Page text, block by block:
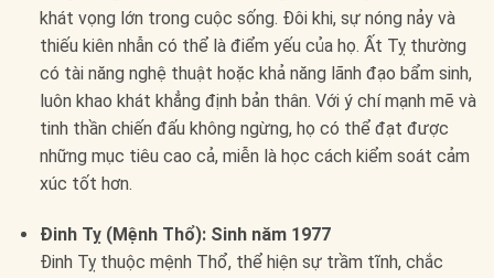
khát vọng lớn trong cuộc sống. Đôi khi, sự nóng nảy và
thiếu kiên nhẫn có thể là điểm yếu của họ. Ất Tỵ thường
có tài năng nghệ thuật hoặc khả năng lãnh đạo bẩm sinh,
luôn khao khát khẳng định bản thân. Với ý chí mạnh mẽ và
tinh thần chiến đấu không ngừng, họ có thể đạt được
những mục tiêu cao cả, miễn là học cách kiểm soát cảm
xúc tốt hơn.
Đinh Tỵ (Mệnh Thổ): Sinh năm 1977
Đinh Tỵ thuộc mệnh Thổ, thể hiện sự trầm tĩnh, chắc